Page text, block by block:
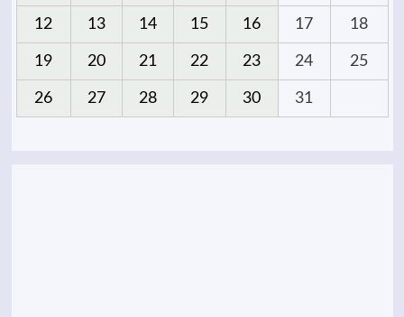
12 13 14 15 16 17 18
19 20 21 22 23 24 25
26 27 28 29 30 31